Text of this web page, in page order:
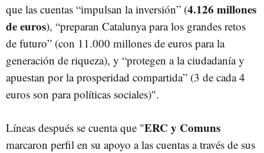
que las cuentas “impulsan la inversión” (4.126 millones
deeuros), “preparan Catalunya para los grandes retos
de futuro” (con 11.000 millones de euros para la
generación de riqueza), y “protegen a la ciudadanía y
apuestan por la prosperidad compartida” (3 de cada 4
euros son para políticas sociales)".
Líneas después se cuenta que "ERC y Comuns
marcaron perfil en su apoyo a las cuentas a través de sus